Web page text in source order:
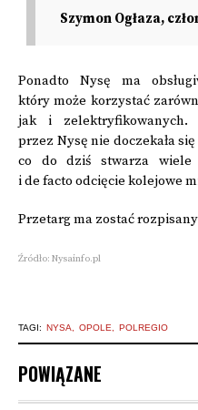
Szymon Ogłaza,
Ponadto Nysę ma
który może korzystać
jak i zelektryfikowanych.
przez Nysę nie doczekała
co do dziś stwarza wiele
i de facto odcięcie kolejowe
Przetarg ma zostać rozpisany
Źródło: Nysainfo.pl
TAGI: NYSA OPOLE POLREGIO
POWIĄZANE